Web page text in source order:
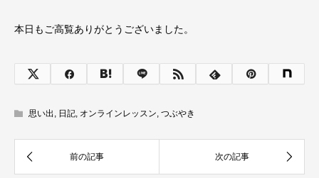
本日もご高覧ありがとうございました。
思い出 日記 オンラインレッスン つぶやき